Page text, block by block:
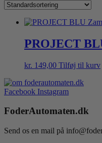
PROJECT
kr. 149,00 Tilføj til kurv
Facebook Instagram
FoderAutomaten.dk
Send os en mail på